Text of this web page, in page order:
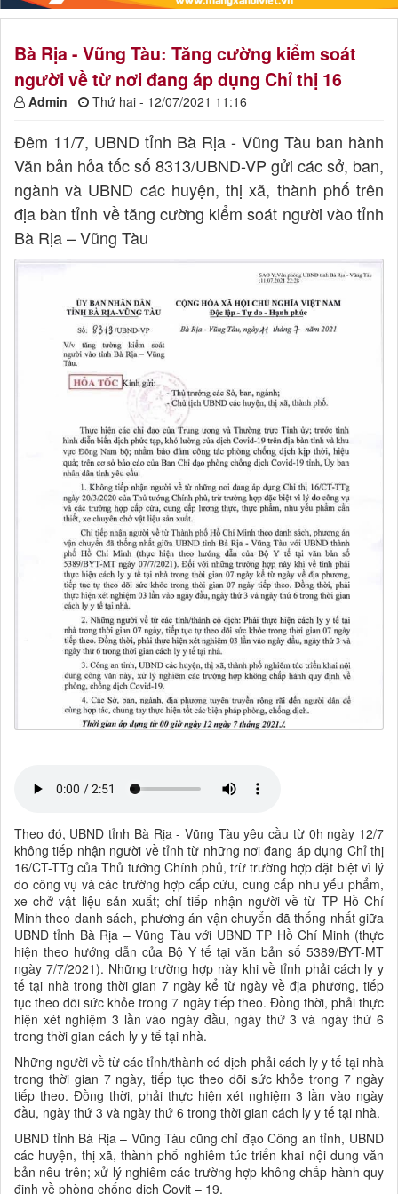
Bà Rịa - Vũng Tàu: Tăng cường kiểm soát
người về từ nơi đang áp dụng Chỉ thị 16
Admin Thứ hai - 12/07/2021 11:16
Đêm 11/7, UBND tỉnh Bà Rịa - Vũng Tàu ban hành
Văn bản hỏa tốc số 8313/UBND-VP gửi các sở, ban,
ngành và UBND các huyện, thị xã, thành phố trên
địa bàn tỉnh về tăng cường kiểm soát người vào tỉnh
Bà Rịa – Vũng Tàu
Theo đó, UBND tỉnh Bà Rịa - Vũng Tàu yêu cầu từ 0h ngày 12/7
không tiếp nhận người về tỉnh từ những nơi đang áp dụng Chỉ thị
16/CT-TTg của Thủ tướng Chính phủ, trừ trường hợp đặt biệt vì lý
do công vụ và các trường hợp cấp cứu, cung cấp nhu yếu phẩm,
xe chở vật liệu sản xuất; chỉ tiếp nhận người về từ TP Hồ Chí
Minh theo danh sách, phương án vận chuyển đã thống nhất giữa
UBND tỉnh Bà Rịa – Vũng Tàu với UBND TP Hồ Chí Minh (thực
hiện theo hướng dẫn của Bộ Y tế tại văn bản số 5389/BYT-MT
ngày 7/7/2021). Những trường hợp này khi về tỉnh phải cách ly y
tế tại nhà trong thời gian 7 ngày kể từ ngày về địa phương, tiếp
tục theo dõi sức khỏe trong 7 ngày tiếp theo. Đồng thời, phải thực
hiện xét nghiệm 3 lần vào ngày đầu, ngày thứ 3 và ngày thứ 6
trong thời gian cách ly y tế tại nhà.
Những người về từ các tỉnh/thành có dịch phải cách ly y tế tại nhà
trong thời gian 7 ngày, tiếp tục theo dõi sức khỏe trong 7 ngày
tiếp theo. Đồng thời, phải thực hiện xét nghiệm 3 lần vào ngày
đầu, ngày thứ 3 và ngày thứ 6 trong thời gian cách ly y tế tại nhà.
UBND tỉnh Bà Rịa – Vũng Tàu cũng chỉ đạo Công an tỉnh, UBND
các huyện, thị xã, thành phố nghiêm túc triển khai nội dung văn
bản nêu trên; xử lý nghiêm các trường hợp không chấp hành quy
định về phòng chống dịch Covit – 19.